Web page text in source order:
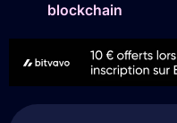
blockchain